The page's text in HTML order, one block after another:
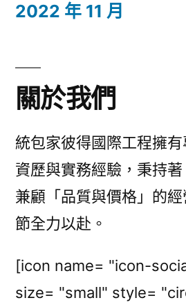
2022 年 11 月
關於我們
統包家彼得國際工程擁
資歷與實務經驗，秉持著
兼顧「品質與價格」的
節全力以赴。
[icon name= "icon-
size= "small" style=